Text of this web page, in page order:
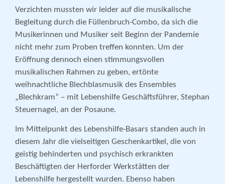
Verzichten mussten wir leider auf die musikalische
Begleitung durch die Füllenbruch-Combo, da sich die
Musikerinnen und Musiker seit Beginn der Pandemie
nicht mehr zum Proben treffen konnten. Um der
Eröffnung dennoch einen stimmungsvollen
musikalischen Rahmen zu geben, ertönte
weihnachtliche Blechblasmusik des Ensembles
„Blechkram“ – mit Lebenshilfe Geschäftsführer, Stephan
Steuernagel, an der Posaune.
Im Mittelpunkt des Lebenshilfe-Basars standen auch in
diesem Jahr die vielseitigen Geschenkartikel, die von
geistig behinderten und psychisch erkrankten
Beschäftigten der Herforder Werkstätten der
Lebenshilfe hergestellt wurden. Ebenso haben